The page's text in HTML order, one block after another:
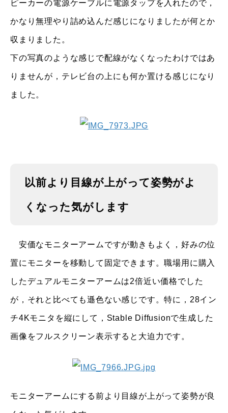
ピーカーの電源ケーブルに電源タップを入れたので，
かなり無理やり詰め込んだ感じになりましたが何とか
収まりました。
下の写真のような感じで配線がなくなったわけではあ
りませんが，テレビ台の上にも何か置ける感じになり
ました。
以前より目線が上がって姿勢がよ
くなった気がします
安価なモニターアームですが動きもよく，好みの位
置にモニターを移動して固定できます。職場用に購入
したデュアルモニターアームは2倍近い価格でした
が，それと比べても遜色ない感じです。特に，28イン
チ4Kモニタを縦にして，Stable Diffusionで生成した
画像をフルスクリーン表示すると大迫力です。
モニターアームにする前より目線が上がって姿勢が良